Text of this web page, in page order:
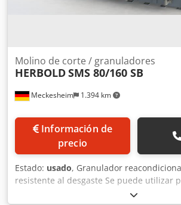
Meckesheim 1.394 km
Molino de corte / granuladores
HERBOLDSMS 80/160 SB
Información de
precio
Estado: usado, Granulador
resistente al desgaste Se puede utilizar
seco y húmedo. Aplicaciones típicas: